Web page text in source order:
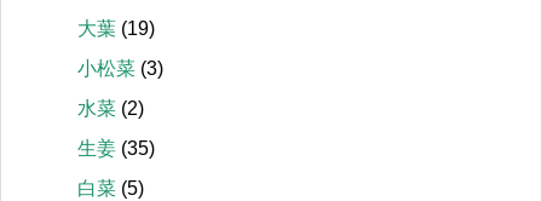
大葉 (19)
小松菜 (3)
水菜 (2)
生姜 (35)
白菜 (5)